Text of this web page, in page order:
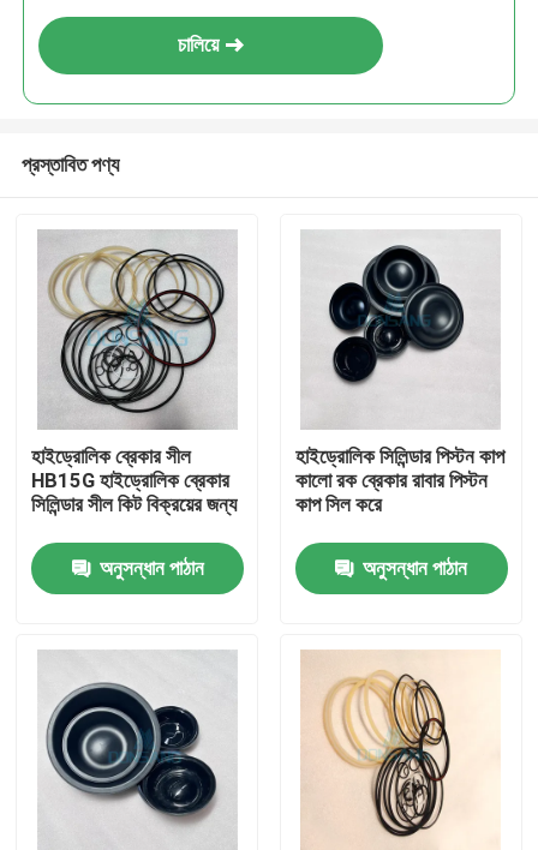
বাড়ি
পণ্য
চালিয়ে
প্রস্তাবিত পণ্য
হাইড্রোলিক ব্রেকার সীল
HB15G হাইড্রোলিক ব্রেকার
সিলিন্ডার সীল কিট বিক্রয়ের জন্য
অনুসন্ধান পাঠান
হাইড্রোলিক সিলিন্ডার পিস্টন কাপ
কালো রক ব্রেকার রাবার পিস্টন
কাপ সিল করে
অনুসন্ধান পাঠান